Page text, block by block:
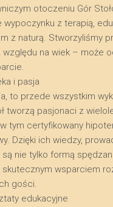
otoczeniu Gór
wypoczynku z terapią,
z naturą. Stworzyliśmy
na wiek – może
i pasja
to przede wszystkim
tworzą pasjonaci z
tym certyfikowany
Dzięki ich wiedzy,
nie tylko formą
wsparciem
gości.
edukacyjne